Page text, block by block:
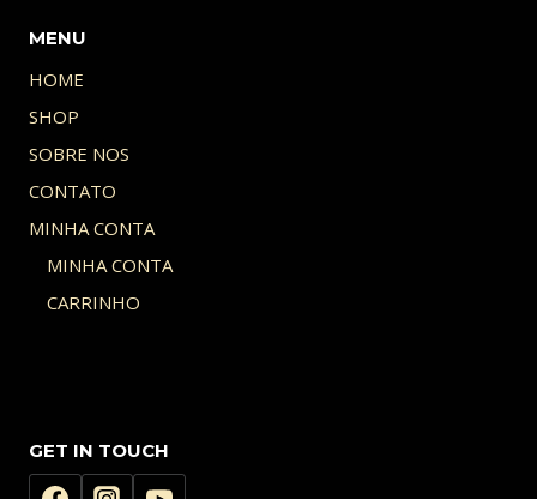
MENU
HOME
SHOP
SOBRE NOS
CONTATO
MINHA CONTA
MINHA CONTA
CARRINHO
GET IN TOUCH